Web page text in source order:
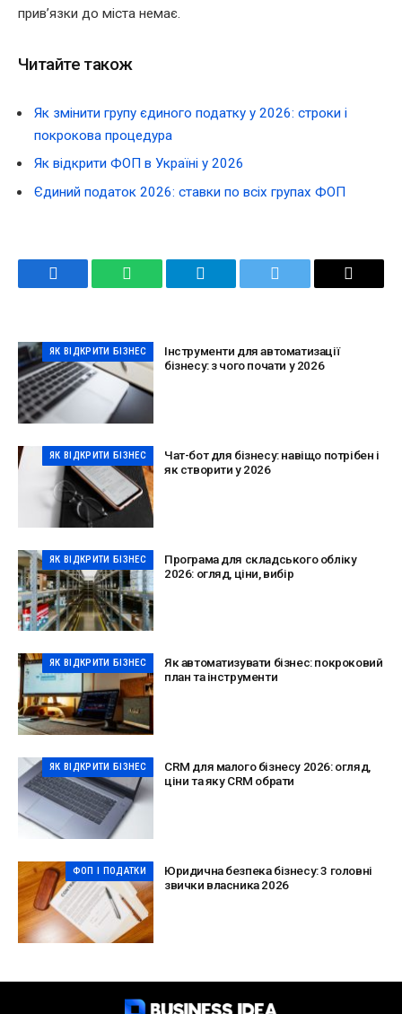
прив’язки до міста немає.
Читайте також
Як змінити групу єдиного податку у 2026: строки і
покрокова процедура
Як відкрити ФОП в Україні у 2026
Єдиний податок 2026: ставки по всіх групах ФОП
Facebook WhatsApp Telegram Twitter Email
ЯК ВІДКРИТИ БІЗНЕС
Інструменти для автоматизації
бізнесу: з чого почати у 2026
ЯК ВІДКРИТИ БІЗНЕС
Чат-бот для бізнесу: навіщо потрібен і
як створити у 2026
ЯК ВІДКРИТИ БІЗНЕС
Програма для складського обліку
2026: огляд, ціни, вибір
ЯК ВІДКРИТИ БІЗНЕС
Як автоматизувати бізнес: покроковий
план та інструменти
ЯК ВІДКРИТИ БІЗНЕС
CRM для малого бізнесу 2026: огляд,
ціни та яку CRM обрати
ФОП І ПОДАТКИ
Юридична безпека бізнесу: 3 головні
звички власника 2026